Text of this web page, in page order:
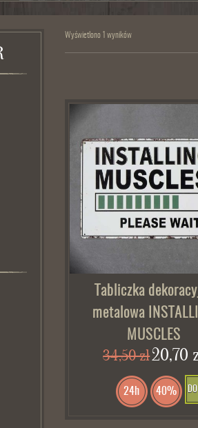
Wyświetlono 1 wyników
Tabliczka
metalowa
MUSCLES
34,50 zł20,70
24h 40%